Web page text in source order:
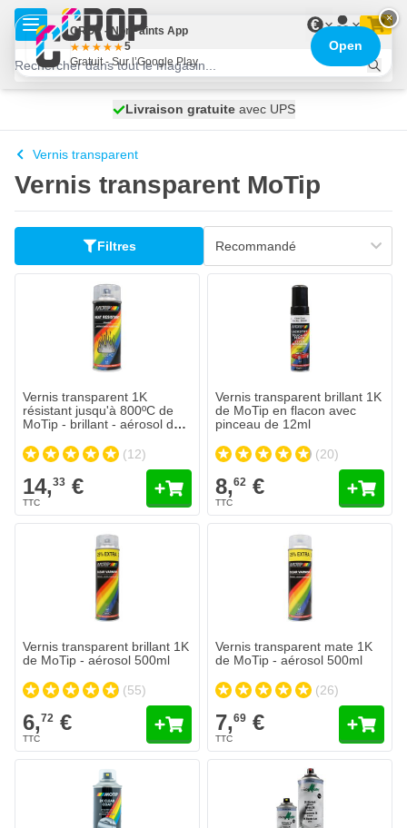
Aller au contenu
€
expédié demain
Livraison gratuiteavec UPS
100 jours
Vernis transparent
Vernis transparent MoTip
Filtres
Vernis transparent 1K
résistant jusqu'à 800ºC de
MoTip - brillant - aérosol de
(12)
14,33 €
Vernis transparent brillant 1K
de MoTip en flacon avec
pinceau de 12ml
(20)
8,62 €
Vernis transparent brillant 1K
de MoTip - aérosol 500ml
(55)
6,72 €
Vernis transparent mate 1K
de MoTip - aérosol 500ml
(26)
7,69 €
Vernis transparent 2K - aérosol
Expédié demain
×
CROP - NonPaints App
5
Gratuit - Sur l’Google Play
Open